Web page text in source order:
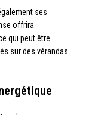
ses
offrira
qui peut être
sur des vérandas